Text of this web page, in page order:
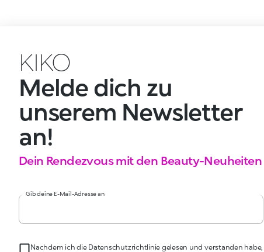
KIKO
Melde dich zu
unserem Newsletter
an!
Dein Rendezvous mit den Beauty-Neuheiten
Gib deine E-Mail-Adresse an
Nachdem ich die Datenschutzrichtlinie gelesen und verstanden habe,